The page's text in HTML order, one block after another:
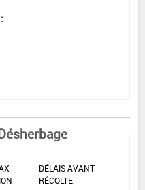
DÉLAIS AVANT
RÉCOLTE